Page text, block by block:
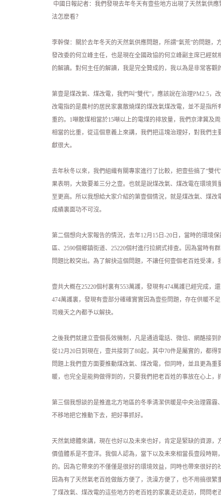
中國日報記者：我們發現去年冬天有壹些地方出現了天然氣供
法怎麽看？
李幹傑：關於去年冬天的天然氣供應問題，所謂“氣荒”的問題
發改委的何立峰主任，也是現在全國政協的何立峰副主席已經
的解讀。對何主任的解讀，我是完全贊成的，我以為是非常客
第壹是煤改氣、煤改電，我們叫“雙代”，應該說在治理PM2.5
改電指的是農村的居民家裏散燒煤的煤改氣煤改電，並不是指
重的。1噸散煤相當於15噸以上的電煤的排放量，我們京津冀及
相當的比重，從這個意義上來講，我們把這塊治理好，對我們
獻很大。
去年秋冬以來，我們組織有關專家進行了比較，把壹些搞了“雙
果表明，大致要差三分之壹。也就是說煤改氣、煤改電在環境
至更高。所以我想給大家介紹的第壹個情況，就是煤改氣、煤
成績裏面功不可沒。
第二個想向大家報告的情況，去年12月15日-20日，當時的環境
區、2590個鄉鎮街道、25220個村進行拉網式排查。因為當時
問題比較突出。為了解抉這個問題，不讓任何壹個老百姓受凍
壹共大概在25220個村裏有553萬護，發現有474萬護已經完成
474萬護裏，發現有壹部分確確實實因為壹些問題，存在供暖不
司幾天之內都予以解抉。
之後我們就建立壹個長效機制，凡是通過電話、微信、網酪接
從12月20日到現在，壹共接到了80起，其中70件是屬實的，都
問題上我們壹方面要推動煤改氣、煤改電，但同時，並且更為
暖，也完全是能夠做得到的，只要我們把老百姓的事放在心上
第三個我想談的是推進北方地區的冬季清潔供暖是中央治理霧
不移地把它推動下去，把好事抓好。
天然氣總體來講，現在也好以及未來也好，肯定是緊缺的資源
價值體系是不壹洋。我個人認為，當下以及未來相當長壹段時
的。因為它帶來的不僅僅是很好的環境效益，同時也帶來很好
因為有了天然氣老百姓做飯方便了，洗澡方便了，也不用搞很
了煤改氣、煤改電的這些地方的老百姓的家裏走訪走訪，問問